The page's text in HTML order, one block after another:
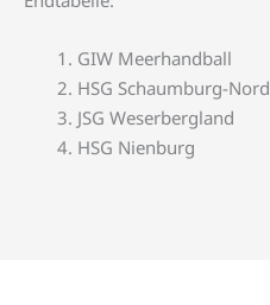
GIW Meerhandball
HSG Schaumburg-Nord
JSG Weserbergland
HSG Nienburg